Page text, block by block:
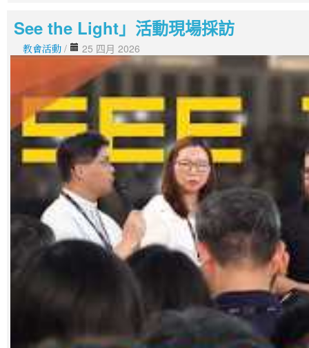
See the Light」活動現場採訪
教會活動 / 25 四月 2026